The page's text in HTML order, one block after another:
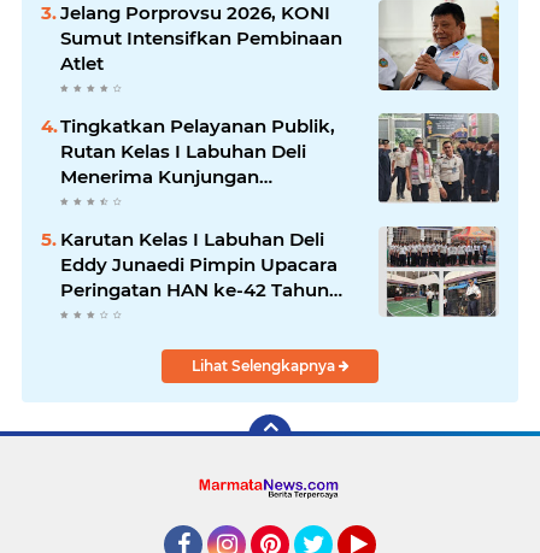
Jelang Porprovsu 2026, KONI
Sumut Intensifkan Pembinaan
Atlet
Tingkatkan Pelayanan Publik,
Rutan Kelas I Labuhan Deli
Menerima Kunjungan
Rombongan Staf Khusus
Menteri Imipas
Karutan Kelas I Labuhan Deli
Eddy Junaedi Pimpin Upacara
Peringatan HAN ke-42 Tahun
2026
Lihat Selengkapnya